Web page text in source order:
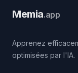
Memia.app
Apprenez
optimisées par l'IA.